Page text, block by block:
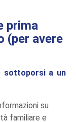
prima
(per avere
sottoporsi a un
su
familiare e